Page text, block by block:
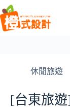
跳
至
主
休閒旅遊
[台東旅